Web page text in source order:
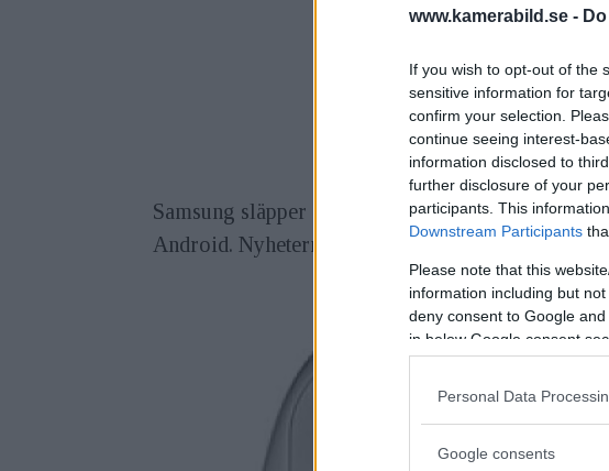
www.kamerabild.se -
If you wish to opt-out of the
sensitive information for
confirm your selection.
continue seeing interest-
information disclosed to
further disclosure of your
participants. This
Downstream Participants
Please note that this
information including but
deny consent to Google
in below Google consent
Personal Data
Google consents
Samsung släpper Galaxy Camera 2,uppföljaren
Android. Nyheterna hos den nya versionen ligger